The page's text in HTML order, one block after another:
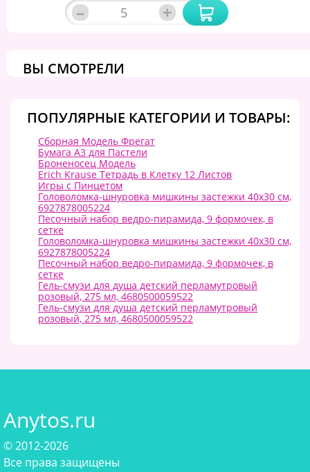
– +
ВЫ СМОТРЕЛИ
ПОПУЛЯРНЫЕ КАТЕГОРИИ И ТОВАРЫ:
Сборная Модель Фрегат
Бумага А3 для Пастели
Броненосец Модель
Erich Krause Тетрадь в Клетку 12 Листов
Игры с Пинцетом
Головоломка-шнуровка мишкины застежки 40х30 см,
6927878005224
Песочный набор ведро-пирамида, 9 формочек, в
сетке
Головоломка-шнуровка мишкины застежки 40х30 см,
6927878005224
Песочный набор ведро-пирамида, 9 формочек, в
сетке
Гель-смузи для душа детский перламутровый
розовый, 275 мл, 4680500059522
Гель-смузи для душа детский перламутровый
розовый, 275 мл, 4680500059522
Anytos.ru
© 2012-2026
Все права защищены